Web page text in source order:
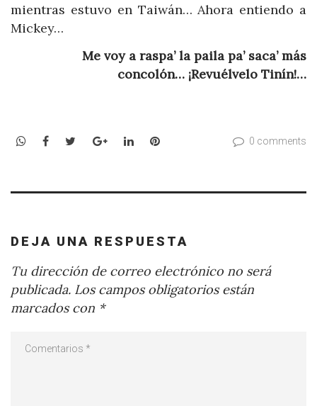
mientras estuvo en Taiwán… Ahora entiendo a
Mickey…
Me voy a raspa’ la paila pa’ saca’ más
concolón… ¡Revuélvelo Tinín!…
WhatsApp
Facebook
TwitterGoogle+LinkedInPinterest 0 comments
DEJA UNA RESPUESTA
Tu dirección de correo electrónico no será
publicada. Los campos obligatorios están
marcados con *